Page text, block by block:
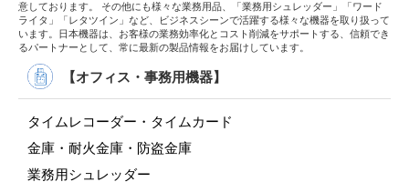
意しております。 その他にも様々な業務用品、「業務用シュレッダー」「ワード
ライタ」「レタツイン」など、ビジネスシーンで活躍する様々な機器を取り扱って
います。日本機器は、お客様の業務効率化とコスト削減をサポートする、信頼でき
るパートナーとして、常に最新の製品情報をお届けしています。
【オフィス・事務用機器】
タイムレコーダー・タイムカード
金庫・耐火金庫・防盗金庫
業務用シュレッダー